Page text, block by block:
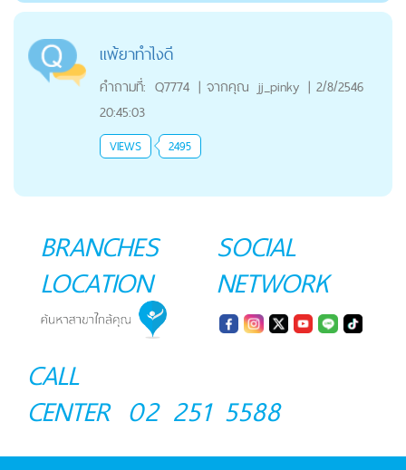
แพ้ยาทำไงดี
คำถามที่: Q7774 | จากคุณ jj_pinky | 2/8/2546
20:45:03
VIEWS 2495
BRANCHES
LOCATION
SOCIAL
NETWORK
CALL
CENTER 02 251 5588